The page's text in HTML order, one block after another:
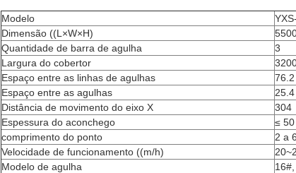
Modelo
Dimensão ((L×W×H)
Quantidade de barra de agulha
3
Largura do cobertor
Espaço entre as linhas de agulhas
Espaço entre as agulhas
25.4
Distância de movimento do eixo X
304
Espessura do aconchego
≤ 50
comprimento do ponto
2 a
Velocidade de funcionamento ((m/h)
Modelo de agulha